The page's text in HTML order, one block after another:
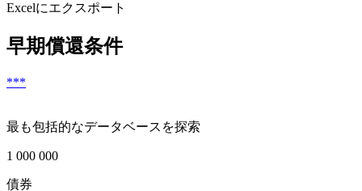
Excelにエクスポート
早期償還条件
***
最も包括的なデータベースを探索
1 000 000
債券